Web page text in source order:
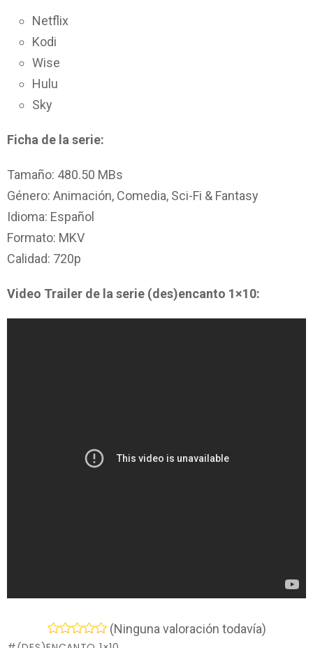
Netflix
Kodi
Wise
Hulu
Sky
Ficha de la serie:
Tamaño: 480.50 MBs
Género: Animación, Comedia, Sci-Fi & Fantasy
Idioma: Español
Formato: MKV
Calidad: 720p
Video Trailer de la serie (des)encanto 1×10:
(Ninguna valoración todavía)